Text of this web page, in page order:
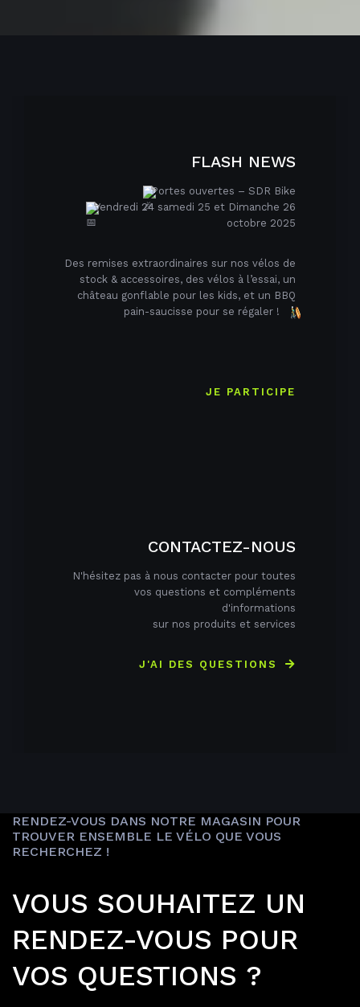
FLASH NEWS
Portes ouvertes – SDR Bike
Vendredi 24 samedi 25 et Dimanche 26
octobre 2025
Des remises extraordinaires sur nos vélos de
stock & accessoires, des vélos à l’essai, un
château gonflable pour les kids, et un BBQ
pain-saucisse pour se régaler !
JE PARTICIPE
CONTACTEZ-NOUS
N'hésitez pas à nous contacter pour toutes
vos questions et compléments
d'informations
sur nos produits et services
J'AI DES QUESTIONS
RENDEZ-VOUS DANS NOTRE MAGASIN POUR
TROUVER ENSEMBLE LE VÉLO QUE VOUS
RECHERCHEZ !
VOUS SOUHAITEZ UN
RENDEZ-VOUS POUR
VOS QUESTIONS ?